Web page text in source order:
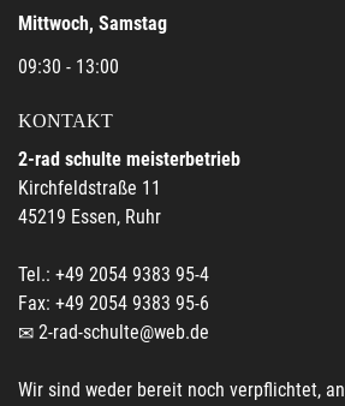
Mittwoch, Samstag
09:30 - 13:00
KONTAKT
2-rad schulte meisterbetrieb
Kirchfeldstraße 11
45219 Essen, Ruhr
Tel.: +49 2054 9383 95-4
Fax: +49 2054 9383 95-6
2-rad-schulte@web.de
Wir sind weder bereit noch verpflichtet, an